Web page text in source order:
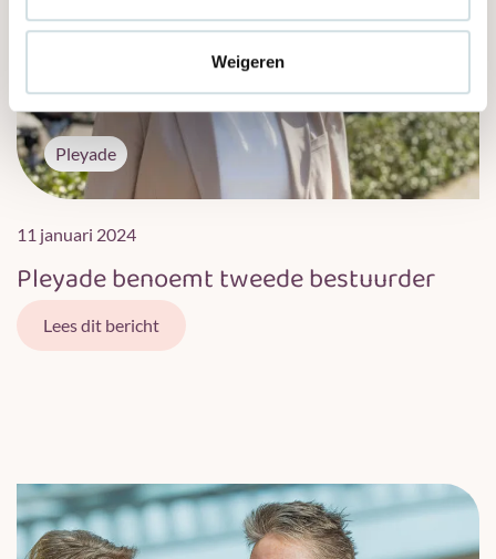
Weigeren
Pleyade
11 januari 2024
Pleyade benoemt tweede bestuurder
Lees dit bericht